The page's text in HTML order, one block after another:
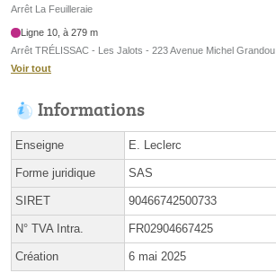
Arrêt La Feuilleraie
Ligne 10, à 279 m
Arrêt TRÉLISSAC - Les Jalots - 223 Avenue Michel Grandou
Voir tout
Informations
Enseigne E. Leclerc
Forme juridique SAS
SIRET 90466742500733
N° TVA Intra. FR02904667425
Création 6 mai 2025